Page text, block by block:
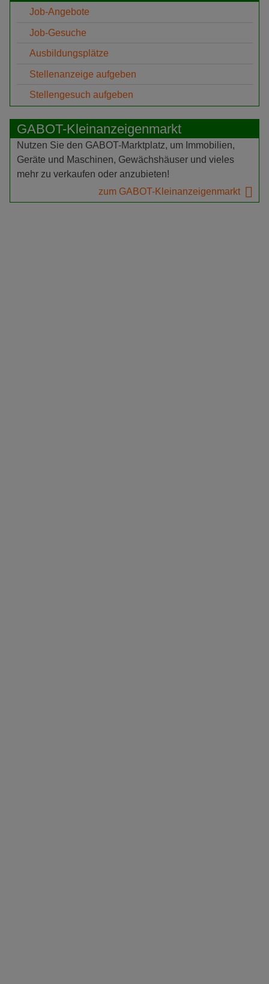
Job-Angebote
Job-Gesuche
Ausbildungsplätze
Stellenanzeige aufgeben
Stellengesuch aufgeben
GABOT-Kleinanzeigenmarkt
Nutzen Sie den GABOT-Marktplatz, um Immobilien,
Geräte und Maschinen, Gewächshäuser und vieles
mehr zu verkaufen oder anzubieten!
zum GABOT-Kleinanzeigenmarkt